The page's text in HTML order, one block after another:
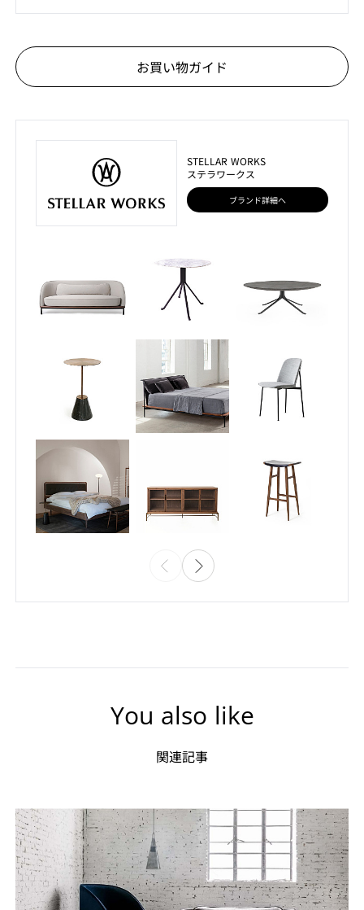
お買い物ガイド
STELLAR WORKS
ステラワークス
ブランド詳細へ
You also like
関連記事